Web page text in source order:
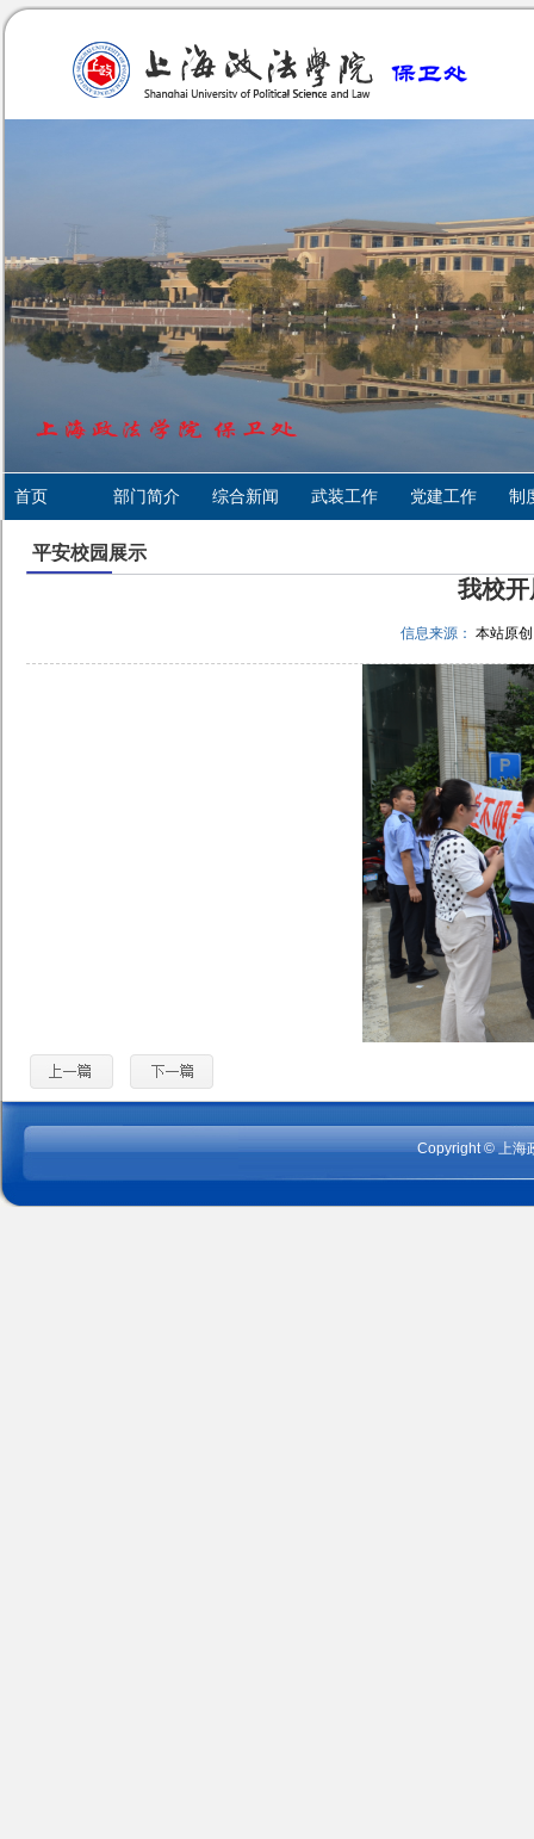
首页 部门简介 综合新闻 武装工作 党建工作 制
平安校园展示
我校
信息来源： 本站原
Copyright©上海